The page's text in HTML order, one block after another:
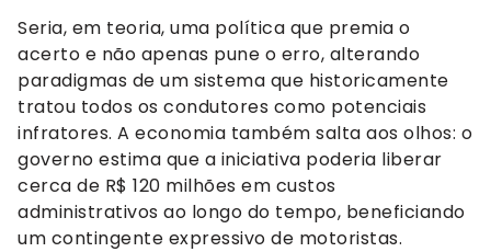
Seria, em teoria, uma política que premia o
acerto e não apenas pune o erro, alterando
paradigmas de um sistema que historicamente
tratou todos os condutores como potenciais
infratores. A economia também salta aos olhos: o
governo estima que a iniciativa poderia liberar
cerca de R$ 120 milhões em custos
administrativos ao longo do tempo, beneficiando
um contingente expressivo de motoristas.